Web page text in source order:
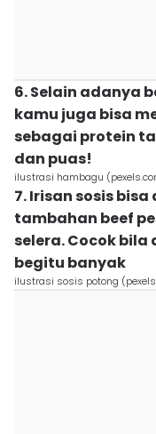
6. Selain adanya
kamu juga bisa
sebagai protein
dan puas!
ilustrasi hambagu
7. Irisan sosis
tambahan beef
selera. Cocok
begitu banyak
ilustrasi sosis potong